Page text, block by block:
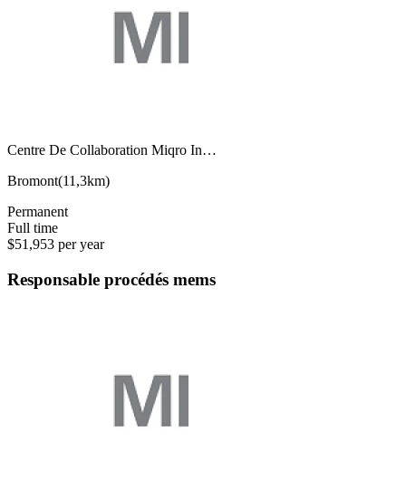
Centre De Collaboration Miqro In…
Bromont(11,3km)
Permanent
Full time
$51,953 per year
Responsable procédés mems